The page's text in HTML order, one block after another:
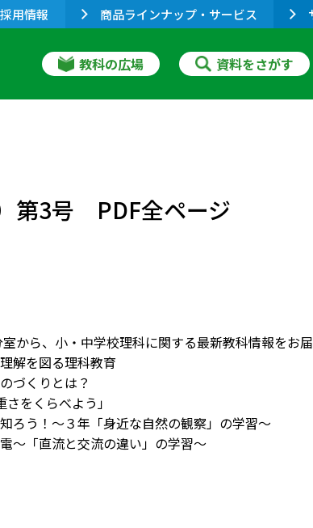
用情報 商品ラインナップ・サービス
教科の広場 資料をさがす
第3号 PDF全ページ
から、小・中学校理科に関する最新教科情報をお
解を図る理科教育
づくりとは？
をくらべよう」
う！～３年「身近な自然の観察」の学習～
「直流と交流の違い」の学習～